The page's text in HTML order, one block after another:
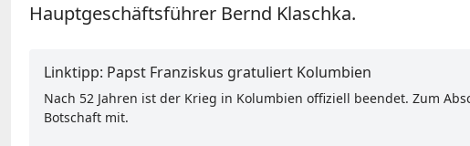
Hauptgeschäftsführer Bernd Klaschka.
Linktipp: Papst Franziskus gratuliert Kolumbien
Nach 52 Jahren ist der Krieg in Kolumbien offiziell beendet. Zum
Botschaft mit.